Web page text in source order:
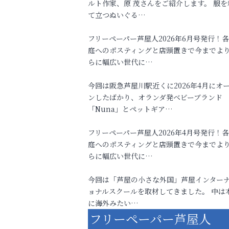
ルト作家、原 茂さんをご紹介します。 服を
て立つぬいぐる…
フリーペーパー芦屋人2026年6月号発行！
庭へのポスティングと店頭置きで今までよ
らに幅広い世代に…
今回は阪急芦屋川駅近くに2026年4月にオ
ンしたばかり、オランダ発ベビーブランド
「Nuna」とペットギア…
フリーペーパー芦屋人2026年4月号発行！
庭へのポスティングと店頭置きで今までよ
らに幅広い世代に…
今回は「芦屋の小さな外国」芦屋インター
ョナルスクールを取材してきました。 中は
に海外みたい…
フリーペーパー芦屋人